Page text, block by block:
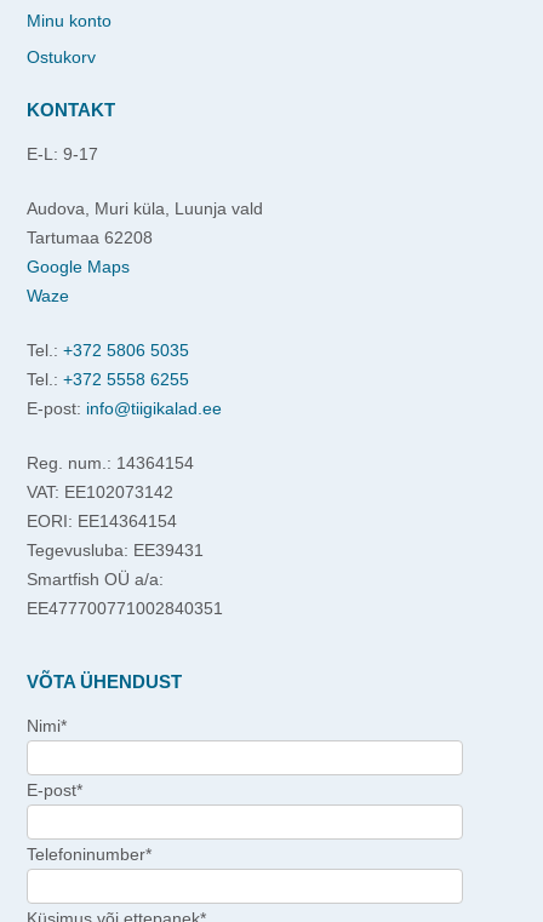
Minu konto
Ostukorv
KONTAKT
E-L: 9-17
Audova, Muri küla, Luunja vald
Tartumaa 62208
Google Maps
Waze
Tel.: +372 5806 5035
Tel.: +372 5558 6255
E-post: info@tiigikalad.ee
Reg. num.: 14364154
VAT: EE102073142
EORI: EE14364154
Tegevusluba: EE39431
Smartfish OÜ a/a:
EE477700771002840351
VÕTA ÜHENDUST
Nimi*
E-post*
Telefoninumber*